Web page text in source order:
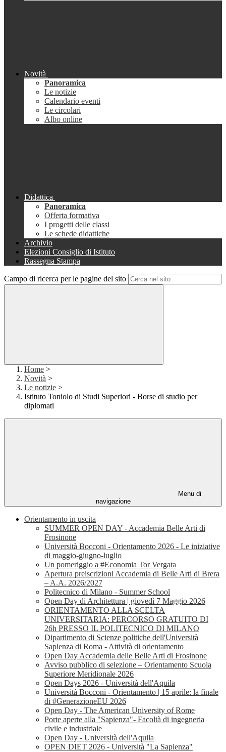
Novità
Panoramica
Le notizie
Calendario eventi
Le circolari
Albo online
Didattica
Panoramica
Offerta formativa
I progetti delle classi
Le schede didattiche
Archivio
Elezioni Consiglio di Istituto
Rassegna Stampa
Campo di ricerca per le pagine del sito
Home >
Novità >
Le notizie >
Istituto Toniolo di Studi Superiori - Borse di studio per
diplomati
Menu di
navigazione
Orientamento in uscita
SUMMER OPEN DAY - Accademia Belle Arti di
Frosinone
Università Bocconi - Orientamento 2026 - Le iniziative
di maggio-giugno-luglio
Un pomeriggio a #Economia Tor Vergata
Apertura preiscrizioni Accademia di Belle Arti di Brera
– A.A. 2026/2027
Politecnico di Milano - Summer School
Open Day di Architettura | giovedì 7 Maggio 2026
ORIENTAMENTO ALLA SCELTA
UNIVERSITARIA: PERCORSO GRATUITO DI
26h PRESSO IL POLITECNICO DI MILANO
Dipartimento di Scienze politiche dell'Università
Sapienza di Roma - Attività di orientamento
Open Day Accademia delle Belle Arti di Frosinone
Avviso pubblico di selezione – Orientamento Scuola
Superiore Meridionale 2026
Open Days 2026 - Università dell'Aquila
Università Bocconi - Orientamento | 15 aprile: la finale
di #GenerazioneEU 2026
Open Day - The American University of Rome
Porte aperte alla "Sapienza"- Facoltà di ingegneria
civile e industriale
Open Day - Università dell'Aquila
OPEN DIET 2026 - Università "La Sapienza"